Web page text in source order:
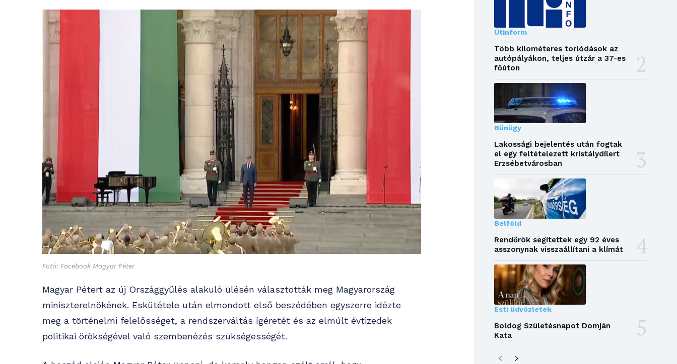
Fotó: Facebook Magyar Péter
Magyar Pétert az új Országgyűlés alakuló ülésén választották meg Magyarország
miniszterelnökének. Eskütétele után elmondott első beszédében egyszerre idézte
meg a történelmi felelősséget, a rendszerváltás ígéretét és az elmúlt évtizedek
politikai örökségével való szembenézés szükségességét.
Útinform
Több kilométeres torlódások az
autópályákon, teljes útzár a 37-es
főúton
Bűnügy
Lakossági bejelentés után fogtak
el egy feltételezett kristálydílert
Erzsébetvárosban
Belföld
Rendőrök segítettek egy 92 éves
asszonynak visszaállítani a klímát
Esti üdvözletek
Boldog Születésnapot Domján
Kata